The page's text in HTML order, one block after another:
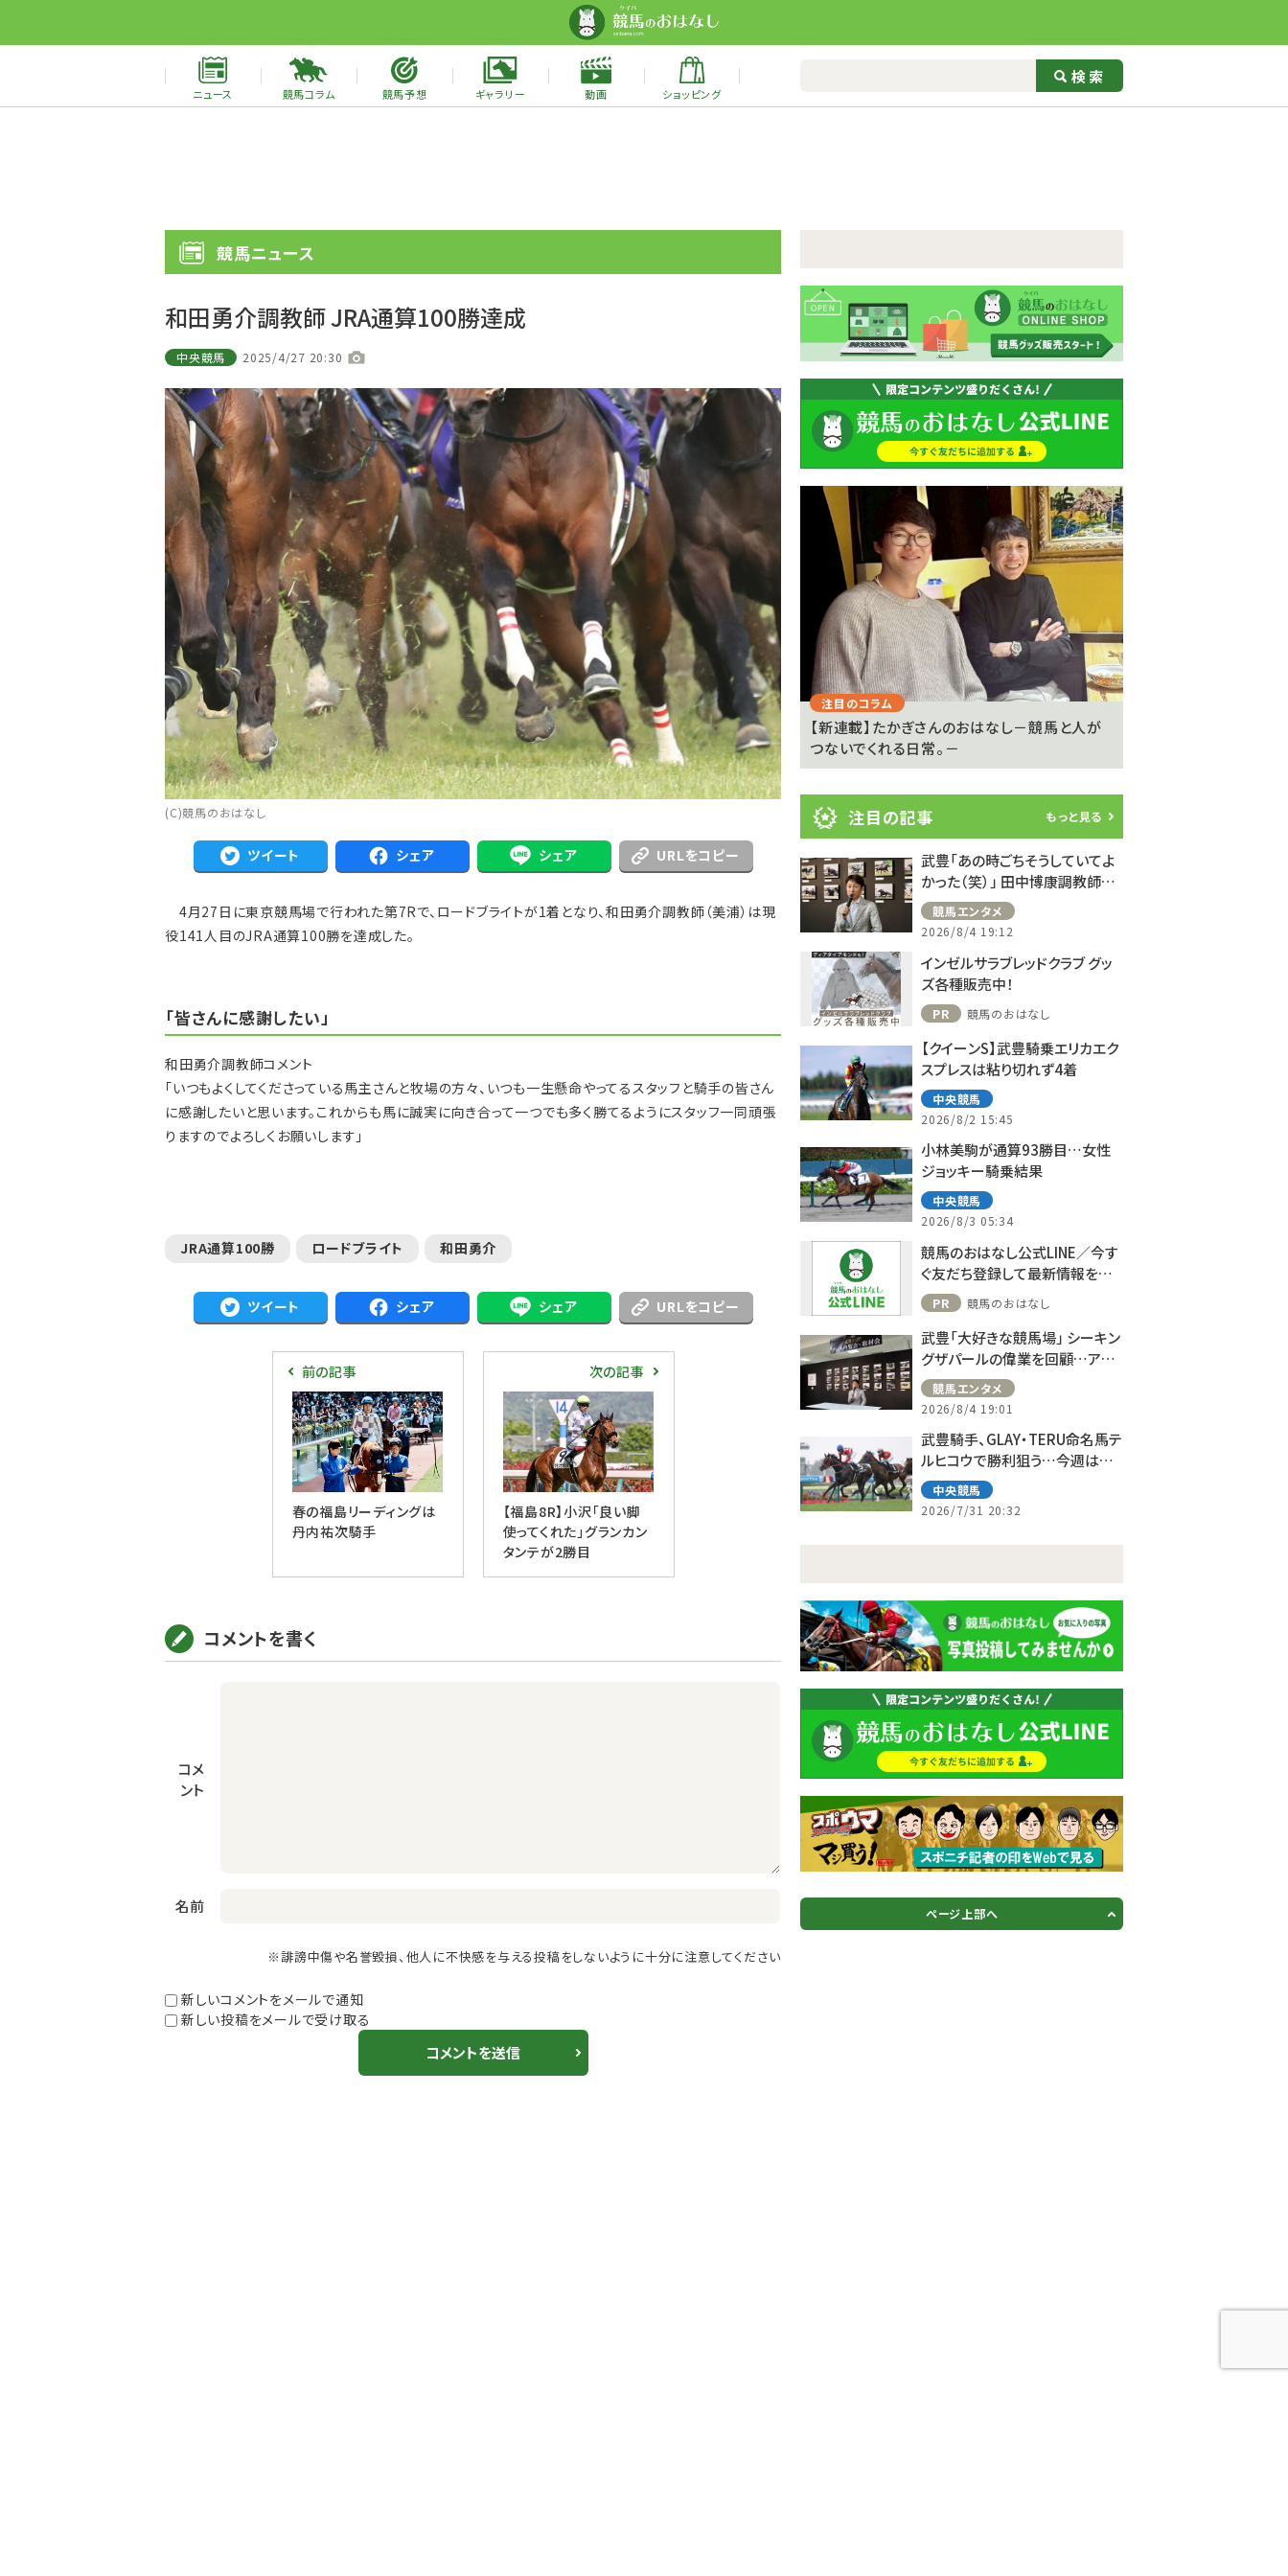
ニュース 競馬コラム 競馬予想 ギャラリー 動画 ショッピング
競馬ニュース
和田勇介調教師 JRA通算100勝達成
中央競馬 2025/4/27 20:30
(C)競馬のおはなし
ツイート シェア シェア URLをコピー
4月27日に東京競馬場で行われた第7Rで、ロードブライトが1着となり、和田勇介調教師（美浦）は現
役141人目のJRA通算100勝を達成した。
「皆さんに感謝したい」
和田勇介調教師コメント
「いつもよくしてくださっている馬主さんと牧場の方々、いつも一生懸命やってるスタッフと騎手の皆さん
に感謝したいと思います。これからも馬に誠実に向き合って一つでも多く勝てるようにスタッフ一同頑張
りますのでよろしくお願いします」
JRA通算100勝 ロードブライト 和田勇介
ツイート シェア シェア URLをコピー
前の記事
春の福島リーディングは
丹内祐次騎手
次の記事
【福島8R】小沢「良い脚
使ってくれた」グランカン
タンテが2勝目
コメントを書く
コメ
ント
名前
※誹謗中傷や名誉毀損、他人に不快感を与える投稿をしないように十分に注意してください
新しいコメントをメールで通知
新しい投稿をメールで受け取る
コメントを送信
ー
ス
注目のニュース
武豊デビュー40年特別展が札幌で開幕 京都
2万人、東京3万人を動...
注目のニュース
武豊「例年より差しが利いている」 札幌ダート
1700メートルの馬...
注目のコラム
【新連載】たかぎさんのおはなし－競馬と人が
つないでくれる日常。－
注目の記事 もっと見る
武豊「あの時ごちそうしていてよ
かった（笑）」 田中博康調教師と
のフランスでの思い出を語る
競馬エンタメ
2026/8/4 19:12
インゼルサラブレッドクラブ グッ
ズ各種販売中！
PR 競馬のおはなし
【クイーンS】武豊騎乗エリカエク
スプレスは粘り切れず4着
中央競馬
2026/8/2 15:45
小林美駒が通算93勝目…女性
ジョッキー騎乗結果
中央競馬
2026/8/3 05:34
競馬のおはなし公式LINE／今す
ぐ友だち登録して最新情報をゲ
ット！
PR 競馬のおはなし
武豊「大好きな競馬場」 シーキン
グザパールの偉業を回顧…アス
コット、ドーヴィルへの思い語る
競馬エンタメ
2026/8/4 19:01
武豊騎手、GLAY・TERU命名馬テ
ルヒコウで勝利狙う…今週は札
幌で10鞍
中央競馬
2026/7/31 20:32
ページ上部へ